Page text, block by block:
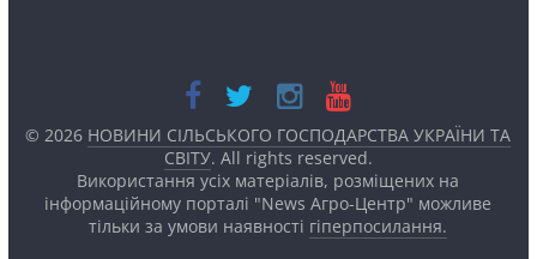
© 2026 НОВИНИ СІЛЬСЬКОГО ГОСПОДАРСТВА УКРАЇНИ ТА
СВІТУ. All rights reserved.
Використання усіх матеріалів, розміщених на
інформаційному порталі "News Агро-Центр" можливе
тільки за умови наявності гіперпосилання.